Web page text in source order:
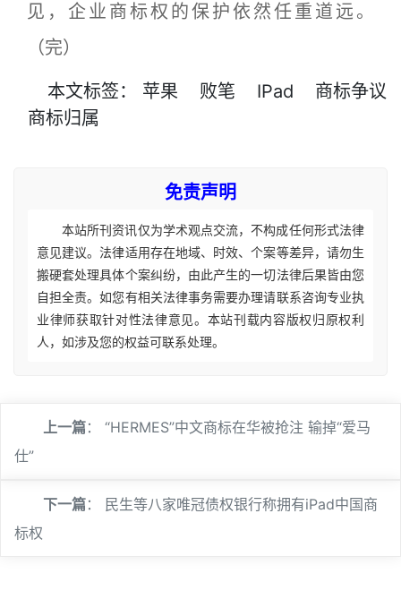
见，企业商标权的保护依然任重道远。
（完）
本文标签： 苹果 败笔 IPad
商标争议
商标归属
免责声明
本站所刊资讯仅为学术观点交流，不构成任何形式法律
意见建议。法律适用存在地域、时效、个案等差异，请勿生
搬硬套处理具体个案纠纷，由此产生的一切法律后果皆由您
自担全责。如您有相关法律事务需要办理请联系咨询专业执
业律师获取针对性法律意见。本站刊载内容版权归原权利
人，如涉及您的权益可联系处理。
上一篇： “HERMES”中文商标在华被抢注 输掉“爱马
仕”
下一篇：
民生等八家唯冠债权银行称拥有iPad中国商
标权